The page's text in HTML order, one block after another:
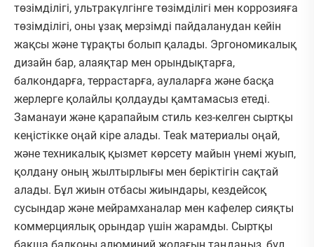
төзімділігі, ультракүлгінге төзімділігі мен коррозияға
төзімділігі, оны ұзақ мерзімді пайдаланудан кейін
жақсы және тұрақты болып қалады. Эргономикалық
дизайн бар, алаяқтар мен орындықтарға,
балкондарға, террастарға, аулаларға және басқа
жерлерге қолайлы қолдауды қамтамасыз етеді.
Заманауи және қарапайым стиль кез-келген сыртқы
кеңістікке оңай кіре алады. Teak материалы оңай,
және техникалық қызмет көрсету майын үнемі жуып,
қолдану оның жылтырлығы мен беріктігін сақтай
алады. Бұл жиын отбасы жиындары, кездейсоқ
сусындар және мейрамханалар мен кафелер сияқты
коммерциялық орындар үшін жарамды. Сыртқы